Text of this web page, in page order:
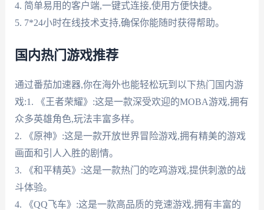
4. 简单易用的客户端,一键式连接,使用方便快捷。
5. 7*24小时在线技术支持,确保你能随时获得帮助。
国内热门游戏推荐
通过番茄加速器,你在海外也能轻松玩到以下热门国内游
戏:1. 《王者荣耀》:这是一款深受欢迎的MOBA游戏,拥有
众多英雄角色,玩法丰富多样。
2. 《原神》:这是一款开放世界冒险游戏,拥有精美的游戏
画面和引人入胜的剧情。
3. 《和平精英》:这是一款热门的吃鸡游戏,提供刺激的战
斗体验。
4. 《QQ飞车》:这是一款高品质的竞速游戏,拥有丰富的